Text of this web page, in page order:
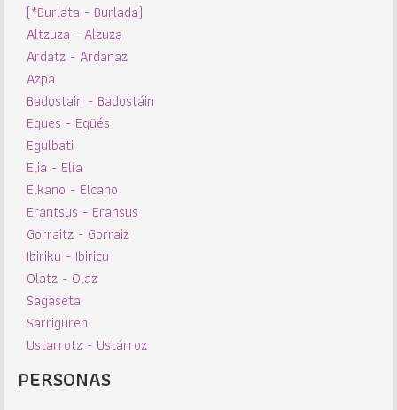
(*Burlata - Burlada)
Altzuza - Alzuza
Ardatz - Ardanaz
Azpa
Badostain - Badostáin
Egues - Egüés
Egulbati
Elia - Elía
Elkano - Elcano
Erantsus - Eransus
Gorraitz - Gorraiz
Ibiriku - Ibiricu
Olatz - Olaz
Sagaseta
Sarriguren
Ustarrotz - Ustárroz
PERSONAS